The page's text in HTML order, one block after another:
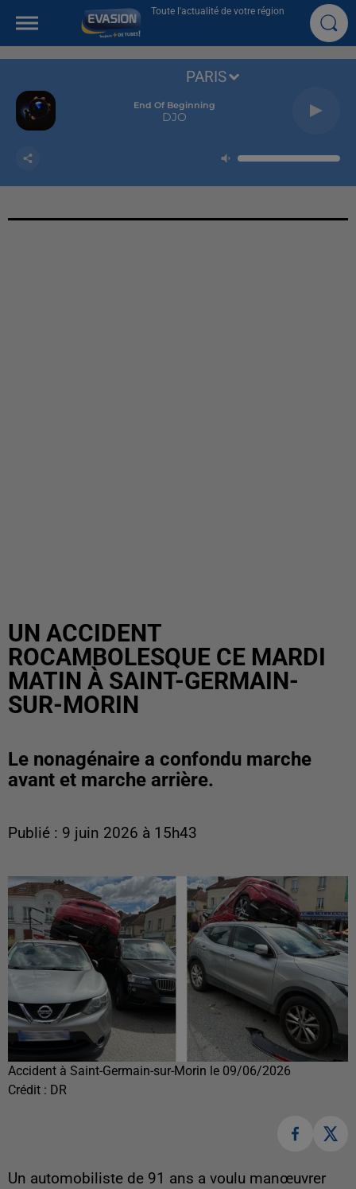
Toute l'actualité de votre région
End Of Beginning
DJO
PARIS
UN ACCIDENT
ROCAMBOLESQUE CE MARDI
MATIN À SAINT-GERMAIN-
SUR-MORIN
Le nonagénaire a confondu marche
avant et marche arrière.
Publié : 9 juin 2026 à 15h43
Accident à Saint-Germain-sur-Morin le 09/06/2026
Crédit : DR
Un automobiliste de 91 ans a voulu manœuvrer